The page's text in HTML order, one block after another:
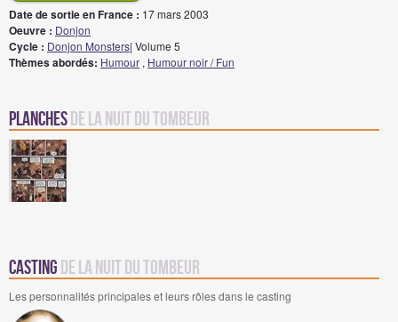
Date de sortie en France : 17 mars 2003
Oeuvre : Donjon
Cycle : Donjon Monsters| Volume 5
Thèmes abordés: Humour , Humour noir / Fun
Planchesde La Nuit du tombeur
Casting de La Nuit du tombeur
Les personnalités principales et leurs rôles dans le casting